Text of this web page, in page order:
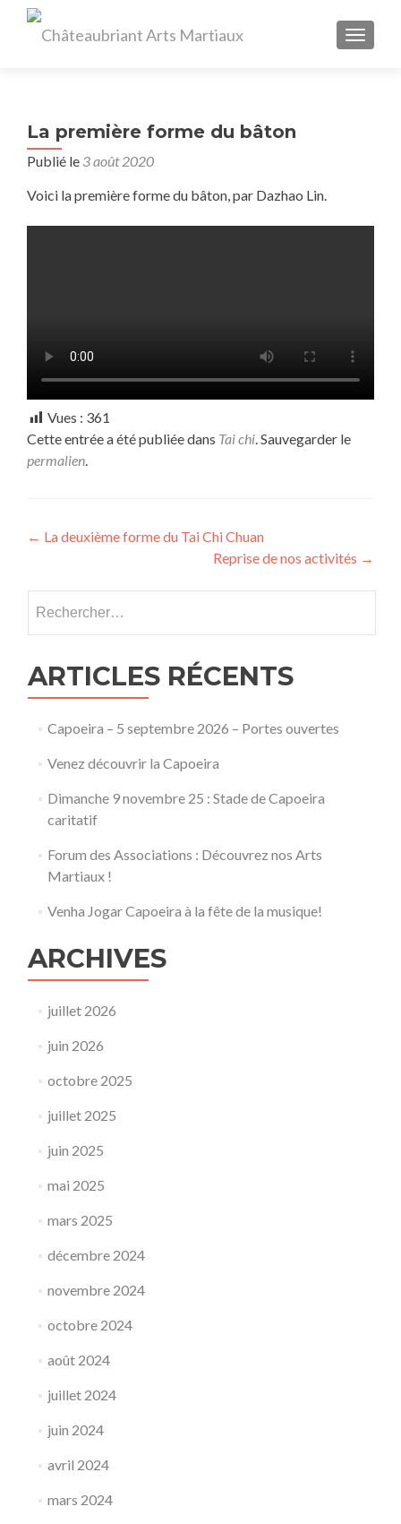
La première forme du bâton
Publié le 3 août 2020
Voici la première forme du bâton, par Dazhao Lin.
Vues : 361
Cette entrée a été publiée dans Tai chi. Sauvegarder le
permalien.
Navigation
articles
← La deuxième forme du Tai Chi Chuan
Reprise de nos activités →
ARTICLES RÉCENTS
Capoeira – 5 septembre 2026 – Portes ouvertes
Venez découvrir la Capoeira
Dimanche 9 novembre 25 : Stade de Capoeira
caritatif
Forum des Associations : Découvrez nos Arts
Martiaux !
Venha Jogar Capoeira à la fête de la musique!
ARCHIVES
juillet 2026
juin 2026
octobre 2025
juillet 2025
juin 2025
mai 2025
mars 2025
décembre 2024
novembre 2024
octobre 2024
août 2024
juillet 2024
juin 2024
avril 2024
mars 2024